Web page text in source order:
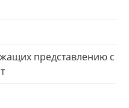
представлению с